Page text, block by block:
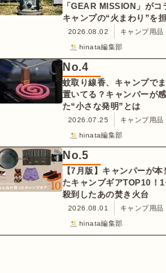
「GEAR MISSION」がコ
キャンプの“火まわり”を
K3クッキングストーブが
2026.08.02
キャンプ用品
hinata編集部
No.4
蚊取り線香、キャンプで
置いてる？キャンパーが
た“小さな発明”とは
2026.07.25
キャンプ用品
hinata編集部
No.5
【7月版】キャンパーが本
たキャンプギアTOP10！
殺到したあの焚き火台
2026.08.01
キャンプ用品
hinata編集部